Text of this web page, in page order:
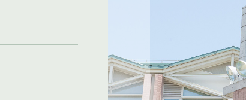
教育の三本柱
キャンパスマップ
総合的な学習・探究の時間につ
いて
年間行事
生徒会活動
卒業生紹介
入試結果
入試Q＆A